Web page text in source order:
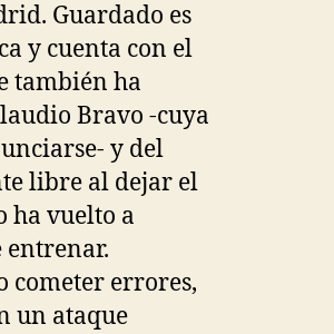
Guardado es
y cuenta con el
también ha
Bravo -cuya
y del
libre al dejar el
ha vuelto a
cometer errores,
un ataque